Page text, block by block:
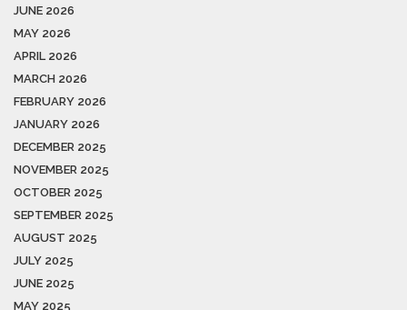
JUNE 2026
MAY 2026
APRIL 2026
MARCH 2026
FEBRUARY 2026
JANUARY 2026
DECEMBER 2025
NOVEMBER 2025
OCTOBER 2025
SEPTEMBER 2025
AUGUST 2025
JULY 2025
JUNE 2025
MAY 2025